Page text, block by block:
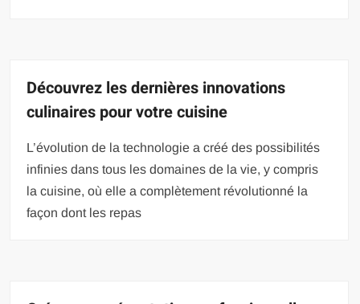
Découvrez les dernières innovations
culinaires pour votre cuisine
L’évolution de la technologie a créé des possibilités
infinies dans tous les domaines de la vie, y compris
la cuisine, où elle a complètement révolutionné la
façon dont les repas